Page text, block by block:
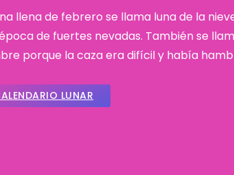
llena de febrero se llama luna de la
de fuertes nevadas. También se
porque la caza era difícil y había
LUNAR